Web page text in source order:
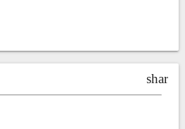
share